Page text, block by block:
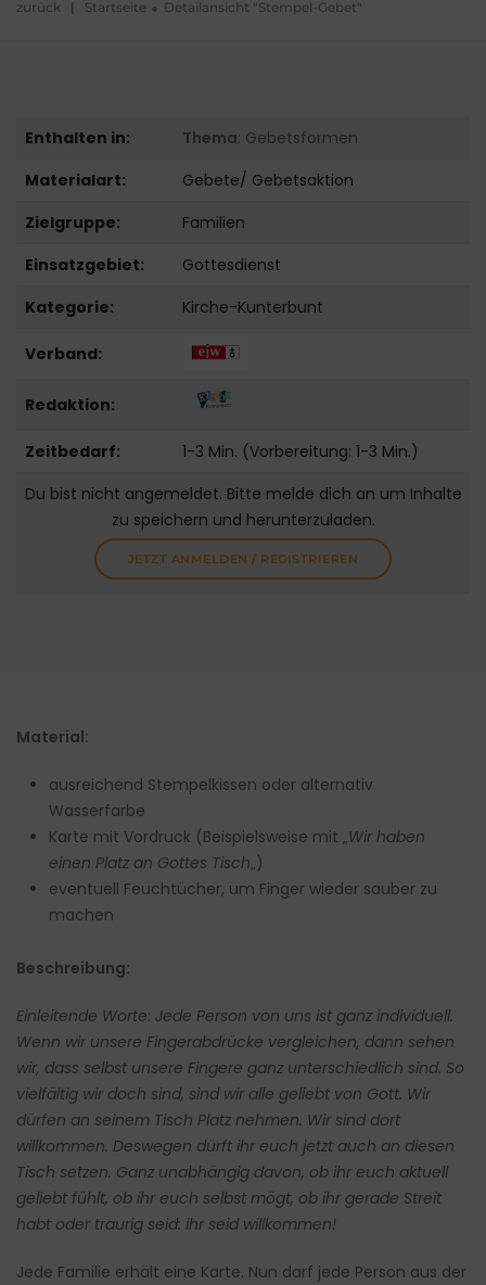
zurück | Startseite Detailansicht "Stempel-Gebet"
Enthalten in: Thema: Gebetsformen
Materialart:
Gebete/ Gebetsaktion
Zielgruppe:
Familien
Einsatzgebiet:
Gottesdienst
Kategorie:
Kirche-Kunterbunt
Verband:
Redaktion:
Zeitbedarf:
1-3 Min. (Vorbereitung: 1-3 Min.)
Du bist nicht angemeldet. Bitte melde dich an um Inhalte
zu speichern und herunterzuladen.
JETZT ANMELDEN / REGISTRIEREN
Material:
ausreichend Stempelkissen oder alternativ
Wasserfarbe
Karte mit Vordruck (Beispielsweise mit „Wir haben
einen Platz an Gottes Tisch„)
eventuell Feuchtücher, um Finger wieder sauber zu
machen
Beschreibung:
Einleitende Worte: Jede Person von uns ist ganz individuell.
Wenn wir unsere Fingerabdrücke vergleichen, dann sehen
wir, dass selbst unsere Fingere ganz unterschiedlich sind. So
vielfältig wir doch sind, sind wir alle geliebt von Gott. Wir
dürfen an seinem Tisch Platz nehmen. Wir sind dort
willkommen. Deswegen dürft ihr euch jetzt auch an diesen
Tisch setzen. Ganz unabhängig davon, ob ihr euch aktuell
geliebt fühlt, ob ihr euch selbst mögt, ob ihr gerade Streit
habt oder traurig seid: ihr seid willkommen!
Jede Familie erhält eine Karte. Nun darf jede Person aus der